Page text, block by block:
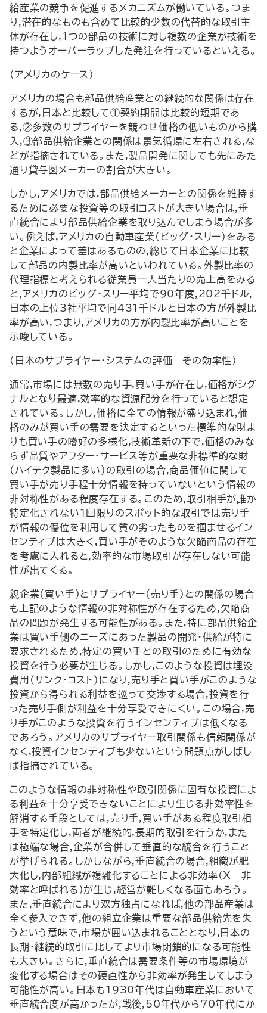
給産業の競争を促進するメカニズムが働いている。つま
り,潜在的なものも含めて比較的少数の代替的な取引主
体が存在し,1つの部品の技術に対し複数の企業が技術を
持つようオーバーラップした発注を行っているといえる。
(アメリカのケース)
アメリカの場合も部品供給産業との継続的な関係は存在
するが,日本と比較して①契約期間は比較的短期であ
る,②多数のサプライヤーを競わせ価格の低いものから購
入,③部品供給企業との関係は景気循環に左右される,な
どが指摘されている。また,製品開発に関しても先にみた
通り貸与図メーカーの割合が大きい。
しかし,アメリカでは,部品供給メーカーとの関係を維持す
るために必要な投資等の取引コストが大きい場合は,垂
直統合により部品供給企業を取り込んでしまう場合が多
い。例えば,アメリカの自動車産業(ビッグ・スリー)をみる
と企業によって差はあるものの,総じて日本企業に比較
して部品の内製比率が高いといわれている。外製比率の
代理指標と考えられる従業員一人当たりの売上高をみる
と,アメリカのビッグ・スリー平均で90年度,202千ドル,
日本の上位3社平均で同431千ドルと日本の方が外製比
率が高い,つまり,アメリカの方が内製比率が高いことを
示唆している。
(日本のサプライヤー・システムの評価―その効率性)
通常,市場には無数の売り手,買い手が存在し,価格がシグ
ナルとなり最適,効率的な資源配分を行っていると想定
されている。しかし,価格に全ての情報が盛り込まれ,価
格のみが買い手の需要を決定するといった標準的な財よ
りも買い手の嗜好の多様化,技術革新の下で,価格のみな
らず品質やアフター・サービス等が重要な非標準的な財
(ハイテク製品に多い)の取引の場合,商品価値に関して
買い手が売り手程十分情報を持っていないという情報の
非対称性がある程度存在する。このため,取引相手が誰か
特定化されない1回限りのスポット的な取引では売り手
が情報の優位を利用して質の劣ったものを掴ませるイン
センティブは大きく,買い手がそのような欠陥商品の存在
を考慮に入れると,効率的な市場取引が存在しない可能
性が出てくる。
親企業(買い手)とサプライヤー(売り手)との関係の場合
も上記のような情報の非対称性が存在するため,欠陥商
品の問題が発生する可能性がある。また,特に部品供給企
業は買い手側のニーズにあった製品の開発・供給が特に
要求されるため,特定の買い手との取引のために有効な
投資を行う必要が生じる。しかし,このような投資は埋没
費用(サンク・コスト)になり,売り手と買い手がこのような
投資から得られる利益を巡って交渉する場合,投資を行
った売り手側が利益を十分享受できにくい。この場合,売
り手がこのような投資を行うインセンティブは低くなる
であろう。アメリカのサプライヤー取引関係も信頼関係が
なく,投資インセンティブも少ないという問題点がしばし
ば指摘されている。
このような情報の非対称性や取引関係に固有な投資によ
る利益を十分享受できないことにより生じる非効率性を
解消する手段としては,売り手,買い手がある程度取引相
手を特定化し,両者が継続的,長期的取引を行うか,また
は極端な場合,企業が合併して垂直的な統合を行うこと
が挙げられる。しかしながら,垂直統合の場合,組織が肥
大化し,内部組織が複雑化することによる非効率(X―非
効率と呼ばれる)が生じ,経営が難しくなる面もあろう。
また,垂直統合により双方独占になれば,他の部品産業は
全く参入できず,他の組立企業は重要な部品供給先を失
うという意味で,市場が囲い込まれることとなり,日本の
長期・継続的取引に比してより市場閉鎖的になる可能性
も大きい。さらに,垂直統合は需要条件等の市場環境が
変化する場合はその硬直性から非効率が発生してしまう
可能性が高い。日本も1930年代は自動車産業において
垂直統合度が高かったが,戦後,50年代から70年代にか